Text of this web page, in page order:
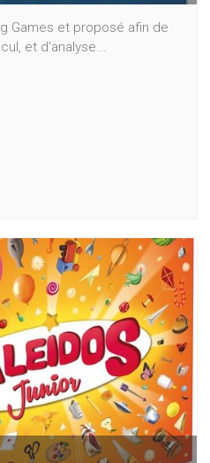
Games et proposé afin de
et d'analyse...